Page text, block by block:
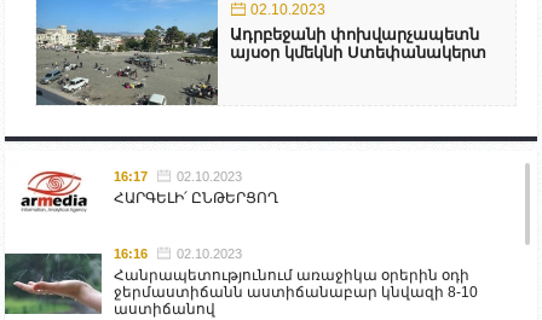
02.10.2023
Ադրբեջանի փոխվարչապետն
այսօր կմեկնի Ստեփանակերտ
16:17 02.10.2023
ՀԱՐԳԵԼԻ՛ ԸՆԹԵՐՑՈՂ
16:16 02.10.2023
Հանրապետությունում առաջիկա օրերին օդի
ջերմաստիճանն աստիճանաբար կնվազի 8-10
աստիճանով